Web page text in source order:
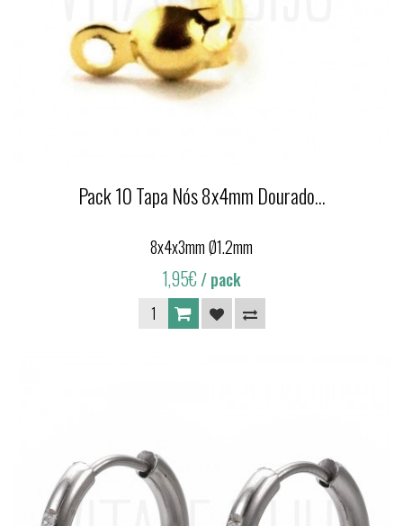
Pack 10 Tapa Nós 8x4mm Dourado...
8x4x3mm Ø1.2mm
1,95€/ pack